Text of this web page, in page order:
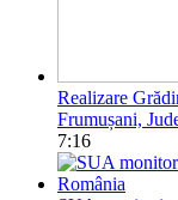
Realizare
Frumușani,
7:16